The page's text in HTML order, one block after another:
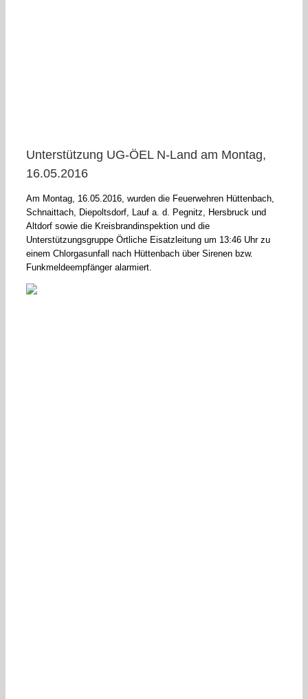
Unterstützung UG-ÖEL N-Land am Montag,
16.05.2016
Am Montag, 16.05.2016, wurden die Feuerwehren Hüttenbach,
Schnaittach, Diepoltsdorf, Lauf a. d. Pegnitz, Hersbruck und
Altdorf sowie die Kreisbrandinspektion und die
Unterstützungsgruppe Örtliche Eisatzleitung um 13:46 Uhr zu
einem Chlorgasunfall nach Hüttenbach über Sirenen bzw.
Funkmeldeempfänger alarmiert.